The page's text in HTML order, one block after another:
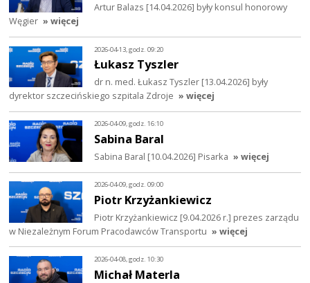
Artur Balazs [14.04.2026] były konsul honorowy
Węgier » więcej
2026-04-13, godz. 09:20
Łukasz Tyszler
dr n. med. Łukasz Tyszler [13.04.2026] były
dyrektor szczecińskiego szpitala Zdroje » więcej
2026-04-09, godz. 16:10
Sabina Baral
Sabina Baral [10.04.2026] Pisarka » więcej
2026-04-09, godz. 09:00
Piotr Krzyżankiewicz
Piotr Krzyżankiewicz [9.04.2026 r.] prezes zarządu
w Niezależnym Forum Pracodawców Transportu » więcej
2026-04-08, godz. 10:30
Michał Materla